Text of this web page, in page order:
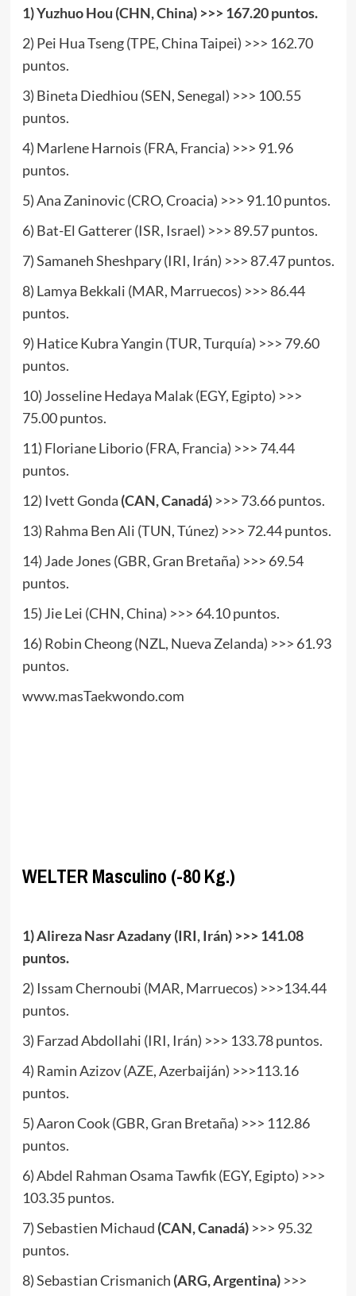
1) Yuzhuo Hou (CHN, China) >>> 167.20 puntos.
2) Pei Hua Tseng (TPE, China Taipei) >>> 162.70
puntos.
3) Bineta Diedhiou (SEN, Senegal) >>> 100.55
puntos.
4) Marlene Harnois (FRA, Francia) >>> 91.96
puntos.
5) Ana Zaninovic (CRO, Croacia) >>> 91.10 puntos.
6) Bat-El Gatterer (ISR, Israel) >>> 89.57 puntos.
7) Samaneh Sheshpary (IRI, Irán) >>> 87.47 puntos.
8) Lamya Bekkali (MAR, Marruecos) >>> 86.44
puntos.
9) Hatice Kubra Yangin (TUR, Turquía) >>> 79.60
puntos.
10) Josseline Hedaya Malak (EGY, Egipto) >>>
75.00 puntos.
11) Floriane Liborio (FRA, Francia) >>> 74.44
puntos.
12) Ivett Gonda (CAN, Canadá) >>> 73.66 puntos.
13) Rahma Ben Ali (TUN, Túnez) >>> 72.44 puntos.
14) Jade Jones (GBR, Gran Bretaña) >>> 69.54
puntos.
15) Jie Lei (CHN, China) >>> 64.10 puntos.
16) Robin Cheong (NZL, Nueva Zelanda) >>> 61.93
puntos.
www.masTaekwondo.com
WELTERMasculino (-80 Kg.)
1) Alireza Nasr Azadany (IRI, Irán) >>> 141.08
puntos.
2) Issam Chernoubi (MAR, Marruecos) >>>134.44
puntos.
3) Farzad Abdollahi (IRI, Irán) >>> 133.78 puntos.
4) Ramin Azizov (AZE, Azerbaiján) >>>113.16
puntos.
5) Aaron Cook (GBR, Gran Bretaña) >>> 112.86
puntos.
6) Abdel Rahman Osama Tawfik (EGY, Egipto) >>>
103.35 puntos.
7) Sebastien Michaud (CAN, Canadá)>>> 95.32
puntos.
8) Sebastian Crismanich (ARG, Argentina)>>>